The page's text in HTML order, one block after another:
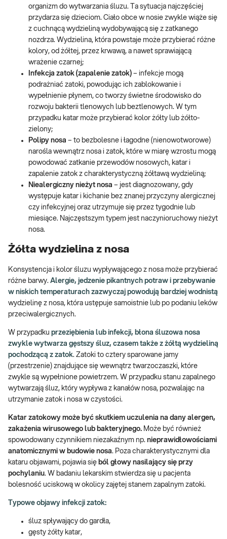
organizm do wytwarzania śluzu. Ta sytuacja najczęściej
przydarza się dzieciom. Ciało obce w nosie zwykle wiąże się
z cuchnącą wydzieliną wydobywającą się z zatkanego
nozdrza. Wydzielina, która powstaje może przybierać różne
kolory, od żółtej, przez krwawą, a nawet sprawiającą
wrażenie czarnej;
Infekcja zatok (zapalenie zatok) – infekcje mogą
podrażniać zatoki, powodując ich zablokowanie i
wypełnienie płynem, co tworzy świetne środowisko do
rozwoju bakterii tlenowych lub beztlenowych. W tym
przypadku katar może przybierać kolor żółty lub żółto-
zielony;
Polipy nosa – to bezbolesne i łagodne (nienowotworowe)
narośla wewnątrz nosa i zatok, które w miarę wzrostu mogą
powodować zatkanie przewodów nosowych, katar i
zapalenie zatok z charakterystyczną żółtawą wydzieliną;
Niealergiczny nieżyt nosa – jest diagnozowany, gdy
występuje katar i kichanie bez znanej przyczyny alergicznej
czy infekcyjnej oraz utrzymuje się przez tygodnie lub
miesiące. Najczęstszym typem jest naczynioruchowy nieżyt
nosa.
Żółta wydzielina z nosa
Konsystencja i kolor śluzu wypływającego z nosa może przybierać
różne barwy. Alergie, jedzenie pikantnych potraw i przebywanie
w niskich temperaturach zazwyczaj powodują bardziej wodnistą
wydzielinę z nosa, która ustępuje samoistnie lub po podaniu leków
przeciwalergicznych.
W przypadku przeziębienia lub infekcji, błona śluzowa nosa
zwykle wytwarza gęstszy śluz, czasem także z żółtą wydzieliną
pochodzącą z zatok. Zatoki to cztery sparowane jamy
(przestrzenie) znajdujące się wewnątrz twarzoczaszki, które
zwykle są wypełnione powietrzem. W przypadku stanu zapalnego
wytwarzają śluz, który wypływa z kanałów nosa, pozwalając na
utrzymanie zatok i nosa w czystości.
Katar zatokowy może być skutkiem uczulenia na dany alergen,
zakażenia wirusowego lub bakteryjnego. Może być również
spowodowany czynnikiem niezakaźnym np. nieprawidłowościami
anatomicznymi w budowie nosa. Poza charakterystycznymi dla
kataru objawami, pojawia się ból głowy nasilający się przy
pochylaniu. W badaniu lekarskim stwierdza się u pacjenta
bolesność uciskową w okolicy zajętej stanem zapalnym zatoki.
Typowe objawy infekcji zatok:
śluz spływający do gardła,
gęsty żółty katar,